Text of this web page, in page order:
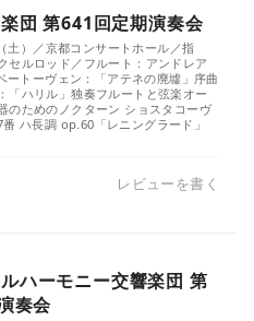
団 第641回定期演奏会
土）／京都コンサートホール／指
セルロッド／フルート：アンドレア
ートーヴェン：「アテネの廃墟」序曲
「ハリル」独奏フルートと弦楽オー
のためのノクターン ショスタコーヴ
ハ長調 op.60「レニングラード」
レビューを書く
ハーモニー交響楽団 第
奏会